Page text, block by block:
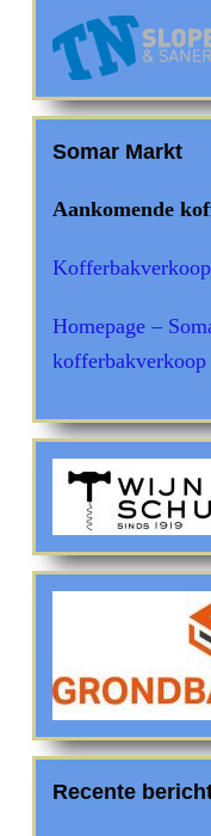
Somar Markt
Aankomende
Homepage –
kofferbakverkoop
Recente